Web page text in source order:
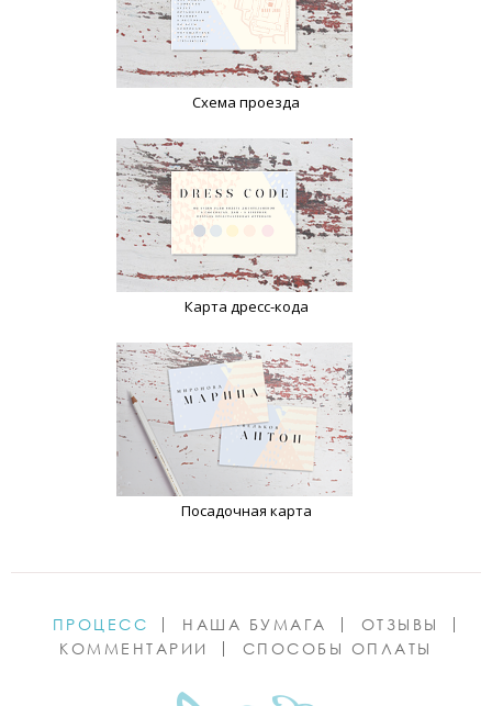
Схема проезда
Карта дресс-кода
Посадочная карта
ПРОЦЕСС НАША БУМАГА
ОТЗЫВЫ
КОММЕНТАРИИ
СПОСОБЫ ОПЛАТЫ